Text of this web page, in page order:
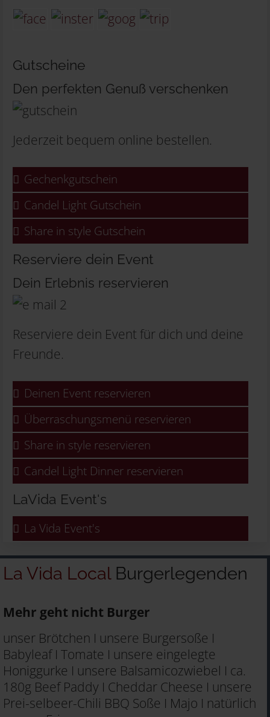
Gutscheine
Den perfekten Genuß verschenken
Jederzeit bequem online bestellen.
Gechenkgutschein
Candel Light Gutschein
Share in style Gutschein
Reserviere dein Event
Dein Erlebnis reservieren
Reserviere dein Event für dich und deine
Freunde.
Deinen Event reservieren
Überraschungsmenü reservieren
Share in style reservieren
Candel Light Dinner reservieren
LaVida Event's
La Vida Event's
La Vida Local Burgerlegenden
Mehr geht nicht Burger
unser Brötchen I unsere Burgersoße I
Babyleaf I Tomate I unsere eingelegte
Honiggurke I unsere Balsamicozwiebel I ca.
180g Beef Paddy I Cheddar Cheese I unsere
Prei-selbeer-Chili BBQ Soße I Majo I natürlich